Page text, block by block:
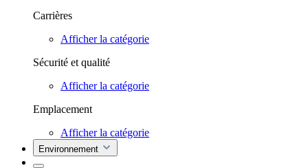
Carrières
Afficher la catégorie
Sécurité et qualité
Afficher la catégorie
Emplacement
Afficher la catégorie
Environnement